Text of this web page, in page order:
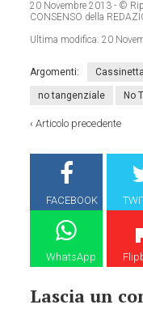
20 Novembre 2013 - ©
CONSENSO della
Ultima modifica:20
Argomenti:
no tangenziale No
‹Articolo precedente
FACEBOOK
WhatsApp
Lascia un